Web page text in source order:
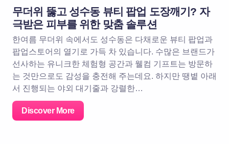
무더위 뚫고 성수동 뷰티 팝업 도장깨기? 자
극받은 피부를 위한 맞춤 솔루션
한여름 무더위 속에서도 성수동은 다채로운 뷰티 팝업과
팝업스토어의 열기로 가득 차 있습니다. 수많은 브랜드가
선사하는 유니크한 체험형 공간과 웰컴 기프트는 방문하
는 것만으로도 감성을 충전해 주는데요. 하지만 땡볕 아래
서 진행되는 야외 대기줄과 강렬한…
Discover More